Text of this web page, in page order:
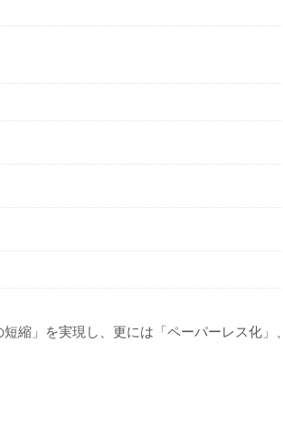
縮」を実現し、更には「ペーパーレス化」、